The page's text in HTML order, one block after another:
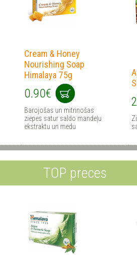
Cream & Honey
Nourishing Soap
Himalaya 75g
0.90€
Barojošas un mitrinošas
ziepes satur saldo mandeļu
ekstraktu un medu
TOP preces